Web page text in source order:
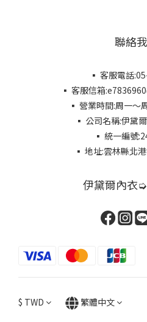
聯絡
▪ 客服電話
▪ 客服信箱
▪ 營業時間:周一～
▪ 公司名稱:伊黛
▪ 統一編號
▪ 地址:雲林縣北
伊黛爾內衣
$ TWD 繁體中文